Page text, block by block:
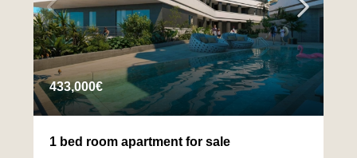
433,000€
1 bed room apartment for sale